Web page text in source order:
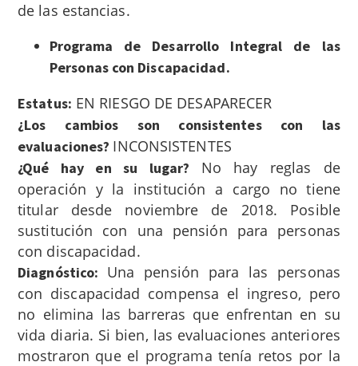
de las estancias.
Programa de Desarrollo Integral de las
Personas con Discapacidad.
Estatus: EN RIESGO DE DESAPARECER
¿Los cambios son consistentes con las
evaluaciones? INCONSISTENTES
¿Qué hay en su lugar? No hay reglas de
operación y la institución a cargo no tiene
titular desde noviembre de 2018. Posible
sustitución con una pensión para personas
con discapacidad.
Diagnóstico: Una pensión para las personas
con discapacidad compensa el ingreso, pero
no elimina las barreras que enfrentan en su
vida diaria. Si bien, las evaluaciones anteriores
mostraron que el programa tenía retos por la